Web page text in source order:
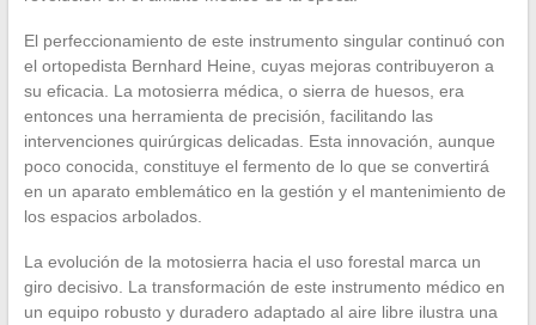
El perfeccionamiento de este instrumento singular continuó con
el ortopedista Bernhard Heine, cuyas mejoras contribuyeron a
su eficacia. La motosierra médica, o sierra de huesos, era
entonces una herramienta de precisión, facilitando las
intervenciones quirúrgicas delicadas. Esta innovación, aunque
poco conocida, constituye el fermento de lo que se convertirá
en un aparato emblemático en la gestión y el mantenimiento de
los espacios arbolados.
La evolución de la motosierra hacia el uso forestal marca un
giro decisivo. La transformación de este instrumento médico en
un equipo robusto y duradero adaptado al aire libre ilustra una